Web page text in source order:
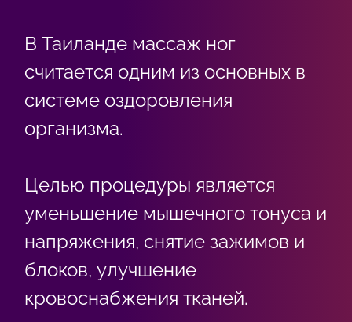
В Таиланде массаж ног
считается одним из основных в
системе оздоровления
организма.
Целью процедуры является
уменьшение мышечного тонуса и
напряжения, снятие зажимов и
блоков, улучшение
кровоснабжения тканей.